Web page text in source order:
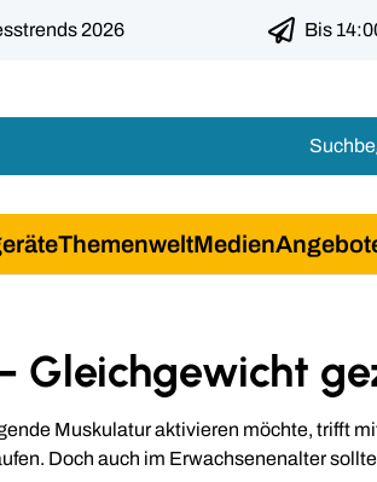
2026 Bis
ThemenweltMedien
Gleichgewicht
Muskulatur aktivieren möchte, trifft
Doch auch im Erwachsenenalter